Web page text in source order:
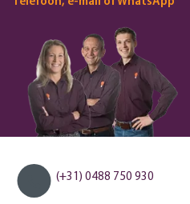
(+31) 0488 750 930